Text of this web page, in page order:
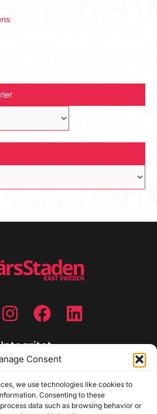
Consent
we use technologies like cookies to
Consenting to these
data such as browsing behavior or
Integritet
Disclaimer
policy